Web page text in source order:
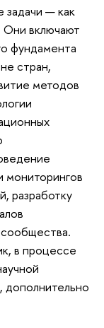
задачи — как
Они включают
фундамента
стран,
методов
мониторингов
разработку
сообщества.
в процессе
дополнительно